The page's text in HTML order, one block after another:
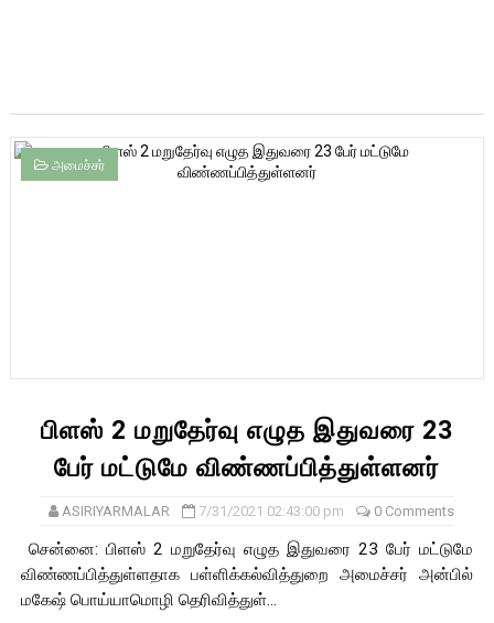
அமைச்சர்
பிளஸ் 2 மறுதேர்வு எழுத இதுவரை 23
பேர் மட்டுமே விண்ணப்பித்துள்ளனர்
ASIRIYARMALAR 7/31/2021 02:43:00 pm 0 Comments
சென்னை: பிளஸ் 2 மறுதேர்வு எழுத இதுவரை 23 பேர் மட்டுமே
விண்ணப்பித்துள்ளதாக பள்ளிக்கல்வித்துறை அமைச்சர் அன்பில்
மகேஷ் பொய்யாமொழி தெரிவித்துள்...